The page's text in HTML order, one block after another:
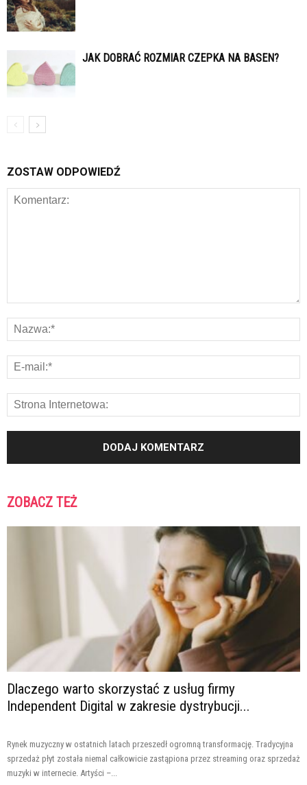
JAK DOBRAĆ ROZMIAR CZEPKA NA BASEN?
ZOSTAW ODPOWIEDŹ
ZOBACZ TEŻ
Dlaczego warto skorzystać z usług firmy
Independent Digital w zakresie dystrybucji...
Rynek muzyczny w ostatnich latach przeszedł ogromną transformację. Tradycyjna
sprzedaż płyt została niemal całkowicie zastąpiona przez streaming oraz sprzedaż
muzyki w internecie. Artyści –...